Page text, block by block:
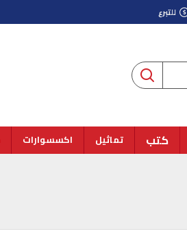
للتبرع
كتب تماثيل اكسسوارات